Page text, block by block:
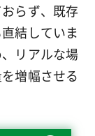
らず、既存
結していま
リアルな場
増幅させる